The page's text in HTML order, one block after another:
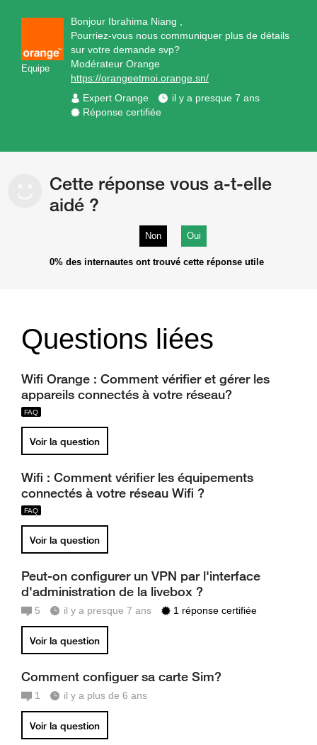
Equipe
Bonjour Ibrahima Niang ,
Pourriez-vous nous communiquer plus de détails
sur votre demande svp?
Modérateur Orange
https://orangeetmoi.orange.sn/
Expert Orange
il y a presque 7 ans
Réponse certifiée
Cette réponse vous a-t-elle
aidé ?
Non Oui
0% des internautes ont trouvé cette réponse utile
Questions liées
Wifi Orange : Comment vérifier et gérer les
appareils connectés à votre réseau?
Voir la question
Wifi : Comment vérifier les équipements
connectés à votre réseau Wifi ?
Voir la question
Peut-on configurer un VPN par l'interface
d'administration de la livebox ?
5 il y a presque 7 ans 1 réponse certifiée
Voir la question
Comment configuer sa carte Sim?
1 il y a plus de 6 ans
Voir la question